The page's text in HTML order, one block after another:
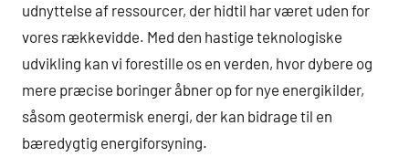
udnyttelse af ressourcer, der hidtil har været uden for
vores rækkevidde. Med den hastige teknologiske
udvikling kan vi forestille os en verden, hvor dybere og
mere præcise boringer åbner op for nye energikilder,
såsom geotermisk energi, der kan bidrage til en
bæredygtig energiforsyning.